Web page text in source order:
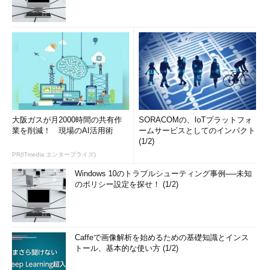
大阪ガスが月2000時間の共有作
業を削減！ 現場のAI活用術
PR(ITmedia エンタープライズ)
SORACOMの、IoTプラットフォ
ームサービスとしてのインパクト
(1/2)
Windows 10のトラブルシューティング事例──未知
のポリシー設定を探せ！ (1/2)
Caffeで画像解析を始めるための基礎知識とインス
トール、基本的な使い方 (1/2)